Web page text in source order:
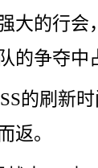
大的行会
的争夺中
的刷新
返。